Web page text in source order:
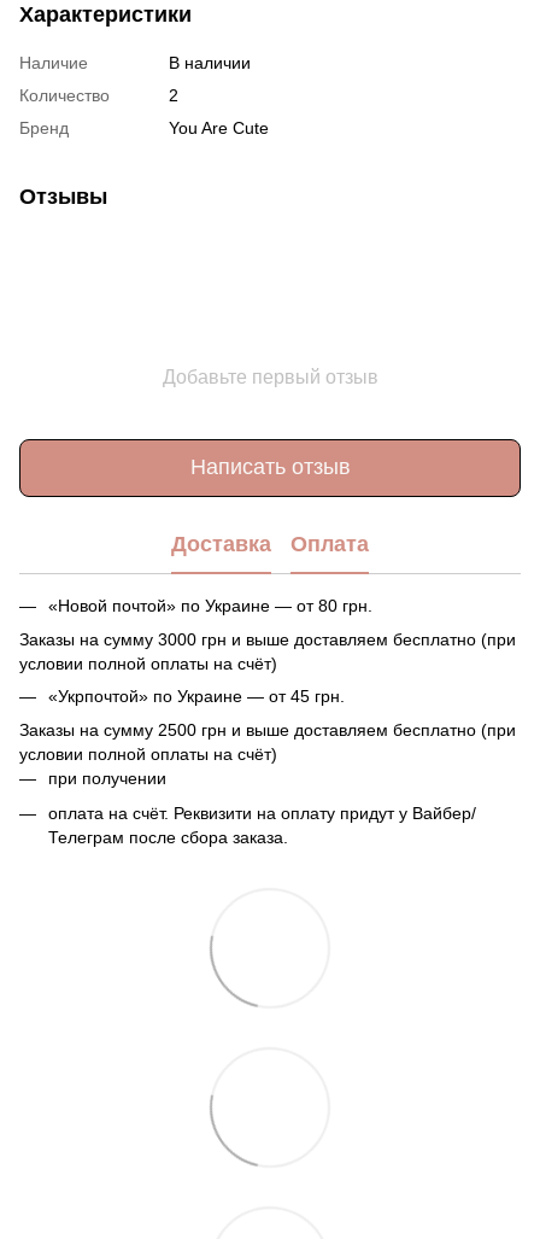
Характеристики
Наличие
В наличии
Количество
2
Бренд
You Are Cute
Отзывы
Добавьте первый отзыв
Написать отзыв
Доставка Оплата
«Новой почтой» по Украине — от 80 грн.
Заказы на сумму 3000 грн и выше доставляем бесплатно (при
условии полной оплаты на счёт)
«Укрпочтой» по Украине — от 45 грн.
Заказы на сумму 2500 грн и выше доставляем бесплатно (при
условии полной оплаты на счёт)
при получении
оплата на счёт. Реквизити на оплату придут у Вайбер/
Телеграм после сбора заказа.